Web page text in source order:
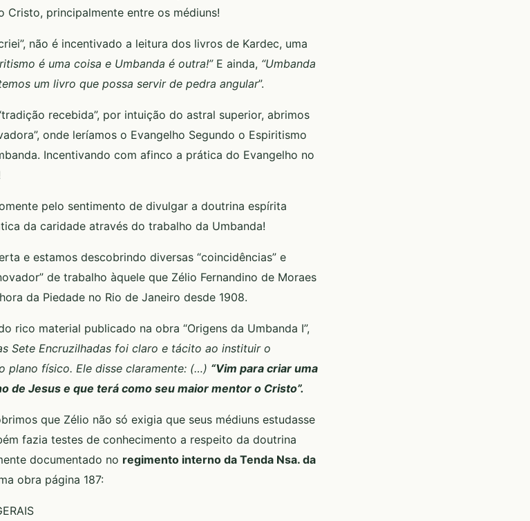
principalmente entre os médiuns!
não é incentivado a leitura dos livros de Kardec, uma
é uma coisa e Umbanda é outra!”E ainda, “Umbanda
um livro que possa servir de pedra angular”.
recebida”, por intuição do astral superior, abrimos
onde leríamos o Evangelho Segundo o Espiritismo
Incentivando com afinco a prática do Evangelho no
pelo sentimento de divulgar a doutrina espírita
da caridade através do trabalho da Umbanda!
e estamos descobrindo diversas “coincidências” e
de trabalho àquele que Zélio Fernandino de Moraes
da Piedade no Rio de Janeiro desde 1908.
rico material publicado na obra “Origens da Umbanda I”,
Sete Encruzilhadas foi claro e tácito ao instituir o
plano físico. Ele disse claramente: (…) “Vim para criar uma
de Jesus e que terá como seu maior mentor o Cristo”.
que Zélio não só exigia que seus médiuns estudasse
fazia testes de conhecimento a respeito da doutrina
documentado no regimento interno da Tenda Nsa. da
obra página 187: